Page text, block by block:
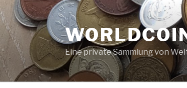
Zum
Inhalt
springen
Eine private Sammlung von